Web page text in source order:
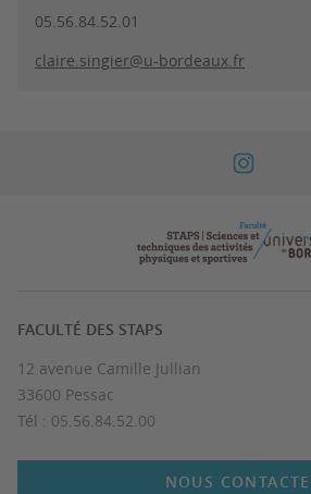
05.56.84.52.01
claire.singier@u-bordeaux.fr
FACULTÉ DES STAPS
12 avenue Camille Jullian
33600 Pessac
Tél : 05.56.84.52.00
NOUS